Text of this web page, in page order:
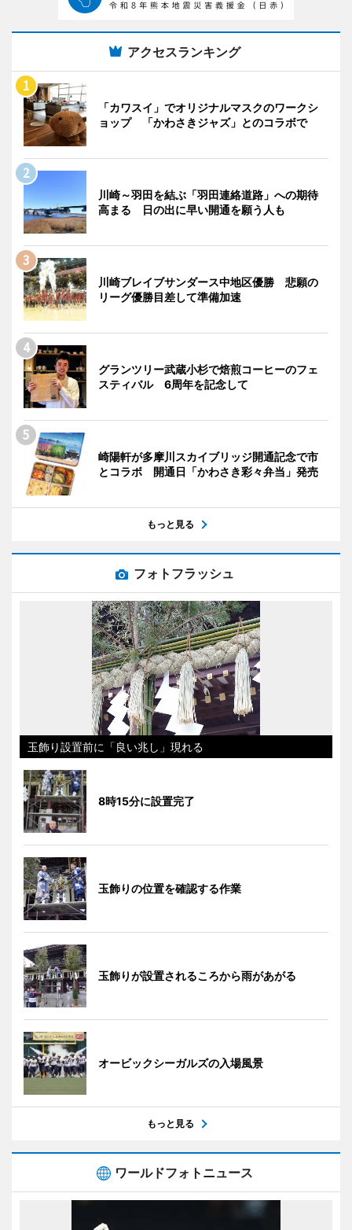
アクセスランキング
「カワスイ」でオリジナルマスクのワークシ
ョップ 「かわさきジャズ」とのコラボで
川崎～羽田を結ぶ「羽田連絡道路」への期待
高まる 日の出に早い開通を願う人も
川崎ブレイブサンダース中地区優勝 悲願の
リーグ優勝目差して準備加速
グランツリー武蔵小杉で焙煎コーヒーのフェ
スティバル 6周年を記念して
崎陽軒が多摩川スカイブリッジ開通記念で市
とコラボ 開通日「かわさき彩々弁当」発売
もっと見る
フォトフラッシュ
玉飾り設置前に「良い兆し」現れる
8時15分に設置完了
玉飾りの位置を確認する作業
玉飾りが設置されるころから雨があがる
オービックシーガルズの入場風景
もっと見る
ワールドフォトニュース